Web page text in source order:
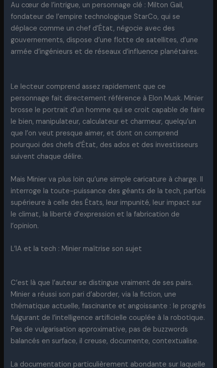
Au cœur de l’intrigue, un personnage clé : Milton Gail,
fondateur de l’empire technologique StarCo, qui se
déplace comme un chef d’État, négocie avec des
gouvernements, dispose d’une flotte de satellites, d’une
armée d’ingénieurs et de réseaux d’influence planétaires.
Le lecteur comprend assez rapidement que ce
personnage fait directement référence à Elon Musk. Minier
brosse le portrait d’un homme qui se croit capable de faire
le bien, manipulateur, calculateur et charmeur, quelqu’un
que l’on veut presque aimer, et dont on comprend
pourquoi des chefs d’État, des ados et des investisseurs
suivent chaque délire.
Mais Minier va plus loin qu’une simple caricature à charge. Il
interroge la toute-puissance des géants de la tech, parfois
supérieure à celle des États, leur impunité, leur impact sur
le climat, la liberté d’expression et la fabrication de
l’opinion.
L’IA et la tech : Minier maîtrise son sujet
C’est là que l’auteur se distingue vraiment de ses pairs.
Minier a réussi son pari d’aborder, via la fiction, une
thématique actuelle, fascinante et angoissante : le progrès
fulgurant de l’intelligence artificielle couplée à la robotique.
Pas de vulgarisation approximative, pas de buzzwords
balancés en surface, il creuse, documente, contextualise.
La documentation particulièrement abondante sur laquelle